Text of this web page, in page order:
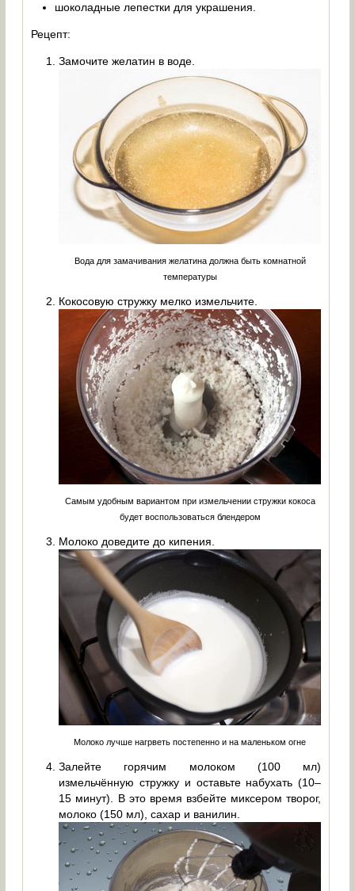
шоколадные лепестки для украшения.
Рецепт:
Замочите желатин в воде.
Вода для замачивания желатина должна быть комнатной
температуры
Кокосовую стружку мелко измельчите.
Самым удобным вариантом при измельчении стружки кокоса
будет воспользоваться блендером
Молоко доведите до кипения.
Молоко лучше нагрветь постепенно и на маленьком огне
Залейте горячим молоком (100 мл)
измельчённую стружку и оставьте набухать (10–
15 минут). В это время взбейте миксером творог,
молоко (150 мл), сахар и ванилин.